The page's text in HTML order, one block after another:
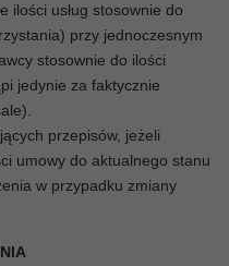
ilości usług stosownie do
przy jednoczesnym
stosownie do ilości
jedynie za faktycznie
przepisów, jeżeli
umowy do aktualnego stanu
w przypadku zmiany